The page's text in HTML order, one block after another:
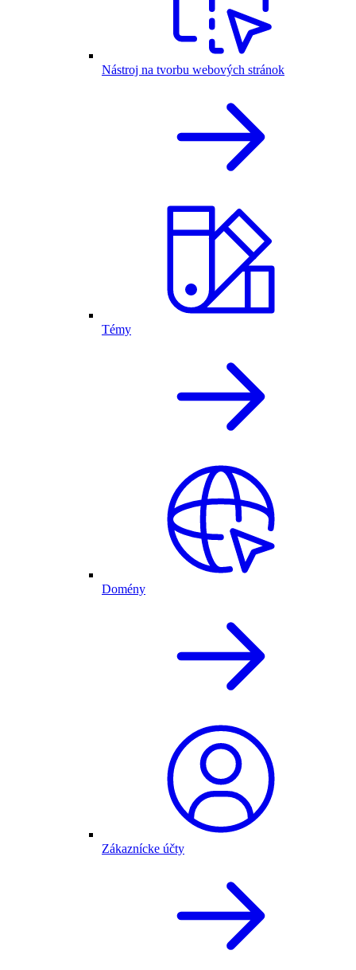
Nástroj na tvorbu webových stránok
Témy
Domény
Zákaznícke účty